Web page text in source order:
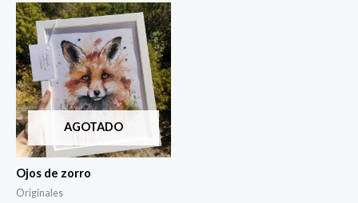
of
5
AGOTADO
Ojos de zorro
Originales